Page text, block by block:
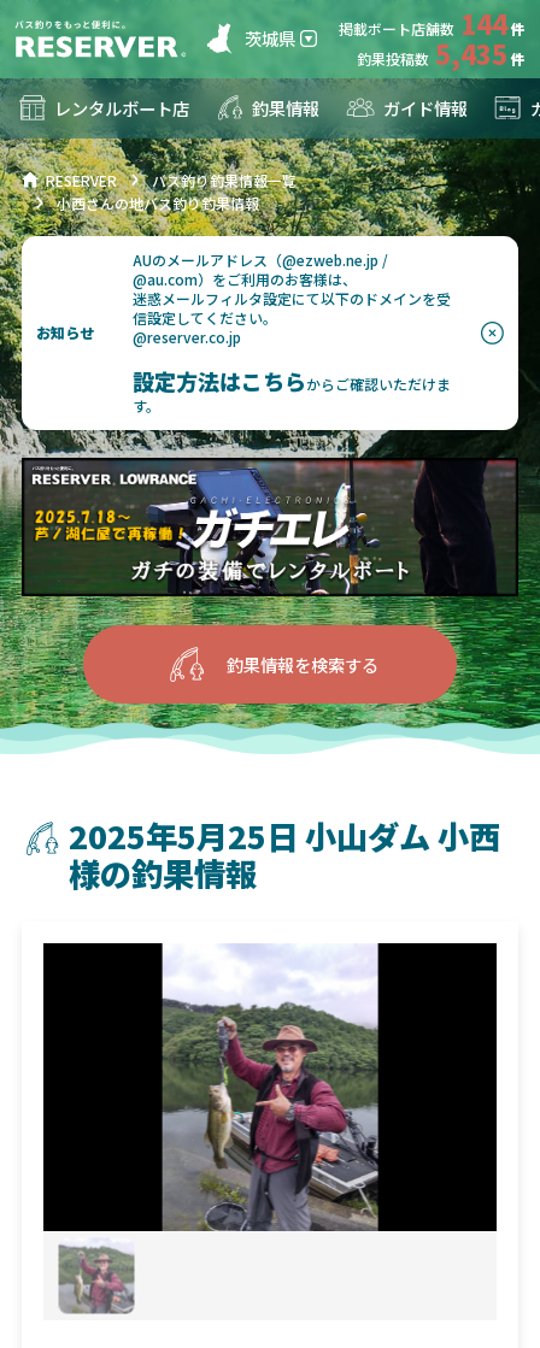
茨城県 掲載ボート店舗数 144
釣果投稿数 5,435
レンタルボート店 釣果情報 ガイド情報
RESERVER
バス釣り釣果情報一覧
小西さんの地バス釣り釣果情報
お知らせ
AUのメールアドレス（@ezweb.ne.jp /
@au.com）をご利用のお客様は、
迷惑メールフィルタ設定にて以下のドメインを受
信設定してください。
@reserver.co.jp
設定方法はこちらからご確認いただけま
す。
釣果情報を検索する
2025年5月25日 小山ダム 小西
様の釣果情報